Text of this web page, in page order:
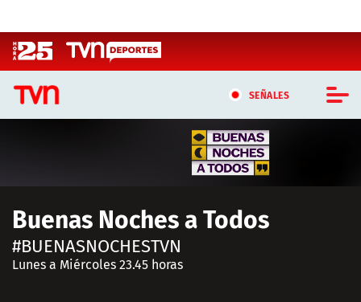
SEÑALES
TVN VERTICAL
TVN PLAY
Buenas Noches a Todos
#BUENASNOCHESTVN
Lunes a Miércoles 23.45 horas